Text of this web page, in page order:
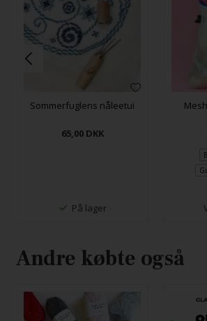
Sommerfuglens nåleetui
65,00 DKK
På lager
Andre købte også